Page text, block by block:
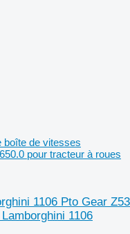
boîte de vitesses
pour tracteur à roues
1106 Pto Gear Z53
1106